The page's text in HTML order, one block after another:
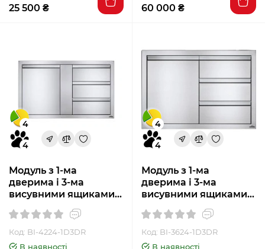
25 500 ₴ 60 000 ₴
4
4
Модуль з 1-ма
дверима і 3-ма
висувними ящиками
(107 * 61 см) Napoleon
BI-4224-1D3DR
Код: BI-4224-1D3DR
В наявності
4
4
Модуль з 1-ма
дверима і 3-ма
висувними ящиками
(91 * 61 см) Napoleon
BI-3624-1D3DR
Код: BI-3624-1D3DR
В наявності